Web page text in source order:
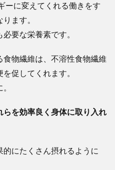
ーに変えてくれる働きをす
ます。
要な栄養素です。
物繊維は、不溶性食物繊維
促してくれます。
。
を効率良く身体に取り入れ
にたくさん摂れるように